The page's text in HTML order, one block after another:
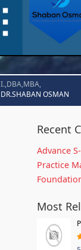
I.,DBA,MBA,
DR.SHABAN OSMAN
Recent
Advance
Practice
Most